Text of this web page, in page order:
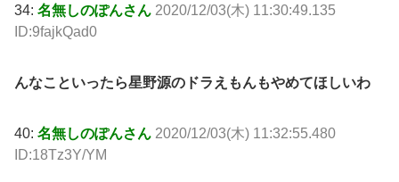
34: 名無しのぽんさん 2020/12/03(木) 11:30:49.135
ID:9fajkQad0
んなこといったら星野源のドラえもんもやめてほしいわ
40: 名無しのぽんさん 2020/12/03(木) 11:32:55.480
ID:18Tz3Y/YM